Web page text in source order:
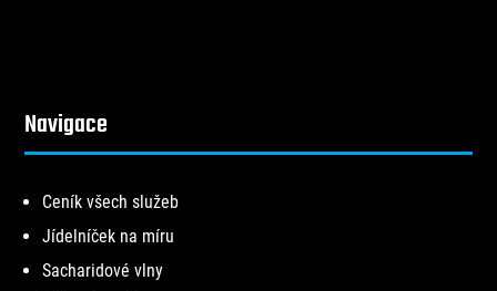
Navigace
Ceník všech služeb
Jídelníček na míru
Sacharidové vlny